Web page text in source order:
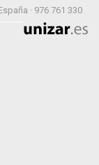
· 976 761 330